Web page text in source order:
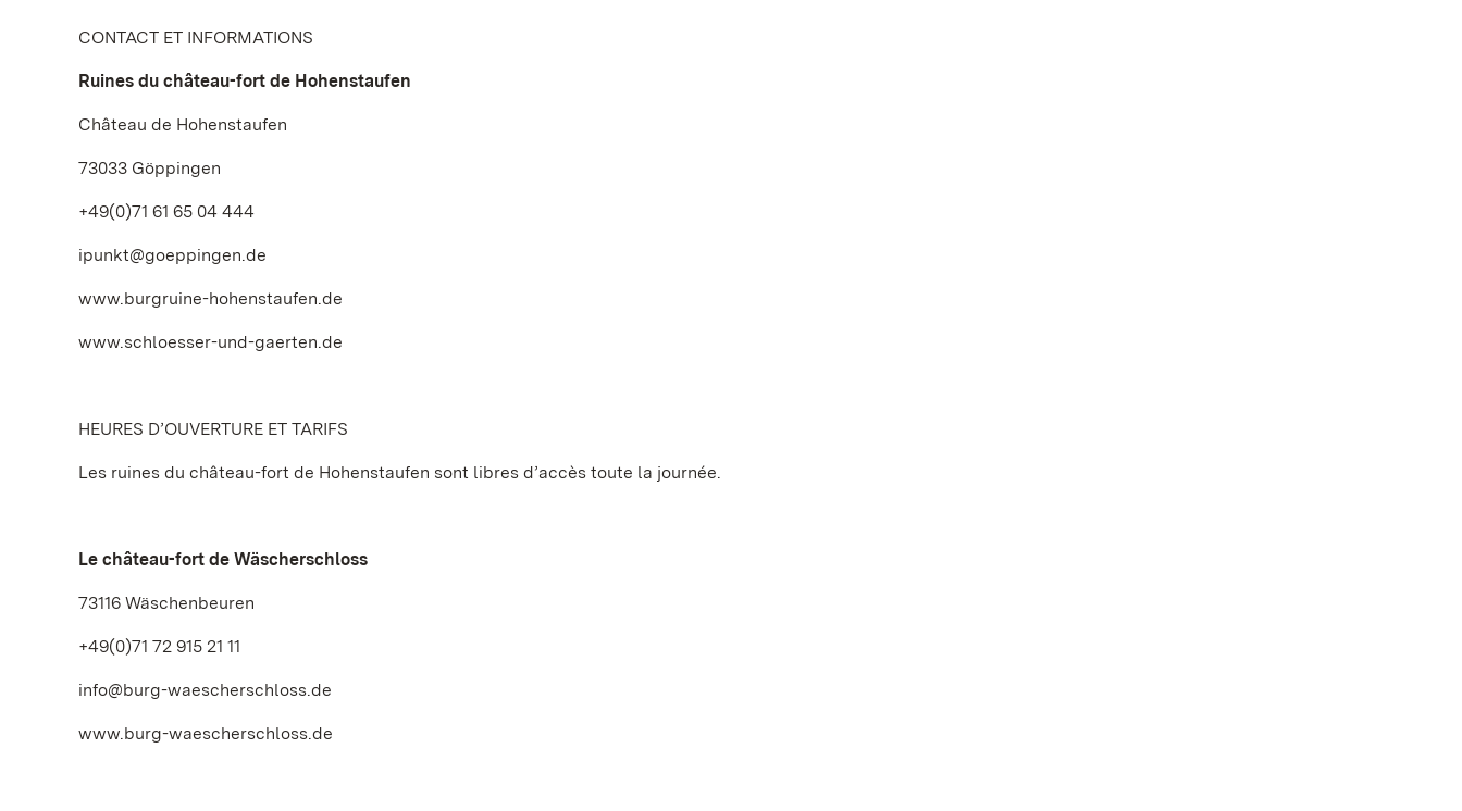
CONTACT ET INFORMATIONS
Ruines du château-fort de Hohenstaufen
Château de Hohenstaufen
73033 Göppingen
+49(0)71 61 65 04 444
ipunkt@goeppingen.de
www.burgruine-hohenstaufen.de
www.schloesser-und-gaerten.de
HEURES D’OUVERTURE ET TARIFS
Les ruines du château-fort de Hohenstaufen sont libres d’accès toute la journée.
Le château-fort de Wäscherschloss
73116 Wäschenbeuren
+49(0)71 72 915 21 11
info@burg-waescherschloss.de
www.burg-waescherschloss.de